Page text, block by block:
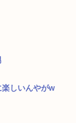
しいんやがw